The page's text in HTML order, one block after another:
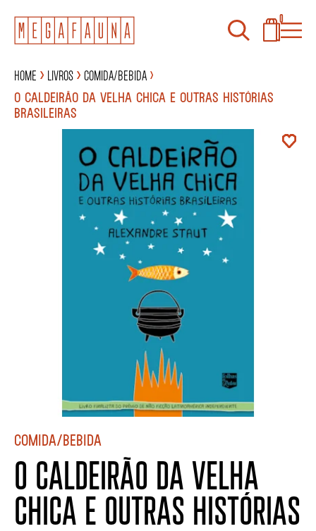
0
Home Livros
Comida/Bebida
O CALDEIRÃO DA VELHA CHICA E OUTRAS HISTÓRIAS
BRASILEIRAS
Comida/Bebida
O CALDEIRÃO DA VELHA
CHICA E OUTRAS HISTÓRIAS